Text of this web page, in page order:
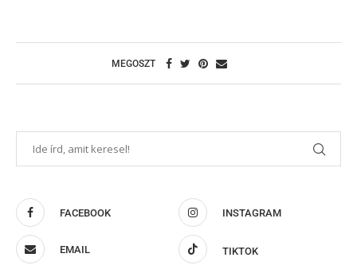
MEGOSZT
FACEBOOK INSTAGRAM
EMAIL TIKTOK